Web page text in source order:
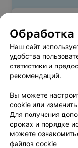
Минске
Выпрямление
Минске
Наш сайт
удобства
статистики и
рекомендаций.
Вы можете
cookie или
Для получения
сроках и порядке
можете
файлов cookie